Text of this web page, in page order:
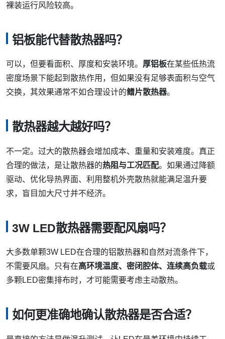
裸装运行风险较高。
铝板能代替散热器吗？
可以，但要看面积、厚度和安装环境。 厚铝板在某些低热流
密度场景下能起到散热作用，但如果没有足够表面积与空气
交换，其效果通常不如合理设计的鳍片散热器。
散热器越大越好吗？
不一定。过大的散热器会增加成本、重量和安装难度。真正
合理的做法，是让散热器的热阻与工况匹配。如果通过降额
驱动、优化导热界面、利用整机外壳散热就能满足温升要
求，盲目加大尺寸并不经济。
3W LED散热器需要配风扇吗？
大多数单颗3W LED在合理的铝散热器和自然对流条件下，
不需要风扇。只有在高环境温度、密闭腔体、连续高负载或
多颗LED密集排布时，才可能需要考虑主动散热。
如何更准确地确认散热器是否合适？